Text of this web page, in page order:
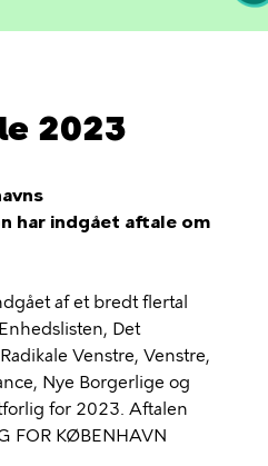
2023
har indgået aftale om
af et bredt flertal
Det
Venstre, Venstre,
Nye Borgerlige og
for 2023. Aftalen
FOR KØBENHAVN